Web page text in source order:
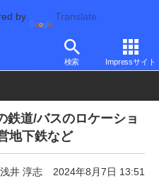
by Translate
検索 Impressサイト
道/バスのロケーショ
地下鉄など
浅井 淳志 2024年8月7日 13:51